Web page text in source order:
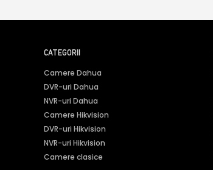
CATEGORII
Camere Dahua
DVR-uri Dahua
NVR-uri Dahua
Camere Hikvision
DVR-uri Hikvision
NVR-uri Hikvision
Camere clasice